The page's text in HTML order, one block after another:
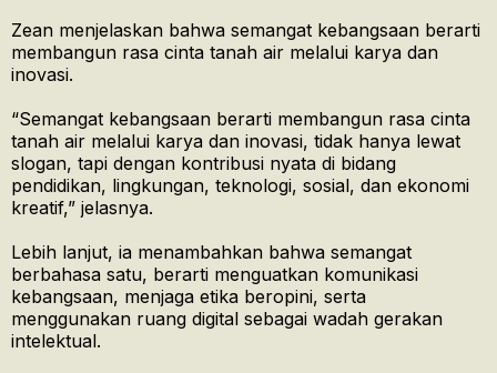
Zean menjelaskan bahwa semangat kebangsaan berarti
membangun rasa cinta tanah air melalui karya dan
inovasi.
“Semangat kebangsaan berarti membangun rasa cinta
tanah air melalui karya dan inovasi, tidak hanya lewat
slogan, tapi dengan kontribusi nyata di bidang
pendidikan, lingkungan, teknologi, sosial, dan ekonomi
kreatif,” jelasnya.
Lebih lanjut, ia menambahkan bahwa semangat
berbahasa satu, berarti menguatkan komunikasi
kebangsaan, menjaga etika beropini, serta
menggunakan ruang digital sebagai wadah gerakan
intelektual.